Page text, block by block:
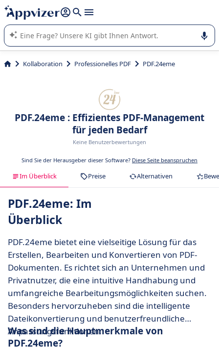
beantworten (mehrere Zeilen mit
Die KI von Appvizer führt Sie bei der Nutzung oder Auswahl
von SaaS-Software in Unternehmen.
Kollaboration Professionelles PDF PDF.24eme
PDF.24eme : Effizientes PDF-Management
für jeden Bedarf
Keine Benutzerbewertungen
Sind Sie der Herausgeber dieser Software? Diese Seite beanspruchen
Im Überblick Preise Alternativen
PDF.24eme: Im
Überblick
PDF.24eme bietet eine vielseitige Lösung für das
Erstellen, Bearbeiten und Konvertieren von PDF-
Dokumenten. Es richtet sich an Unternehmen und
Privatnutzer, die eine intuitive Handhabung und
umfangreiche Bearbeitungsmöglichkeiten suchen.
Besonders hervorzuheben sind die intelligente
Dateikonvertierung und benutzerfreundliche
Anpassungsfunktionen.
Was sind die Hauptmerkmale von
PDF.24eme?